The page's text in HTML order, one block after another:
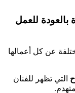
بالعودة للعمل
عن كل أعمالها
التي تظهر للفنان